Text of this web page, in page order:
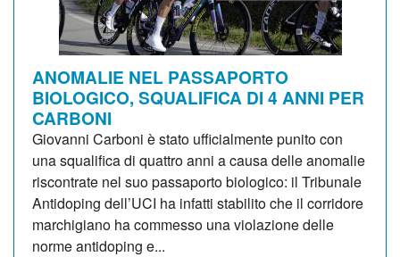
ANOMALIE NEL PASSAPORTO
BIOLOGICO, SQUALIFICA DI 4 ANNI PER
CARBONI
Giovanni Carboni è stato ufficialmente punito con
una squalifica di quattro anni a causa delle anomalie
riscontrate nel suo passaporto biologico: il Tribunale
Antidoping dell’UCI ha infatti stabilito che il corridore
marchigiano ha commesso una violazione delle
norme antidoping e...